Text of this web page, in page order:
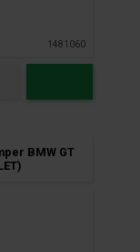
1481060
BMW GT